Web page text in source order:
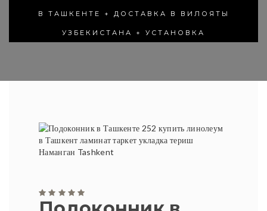
В ТАШКЕНТЕ + ДОСТАВКА В ВИЛОЯТЫ
УЗБЕКИСТАНА + УСТАНОВКА